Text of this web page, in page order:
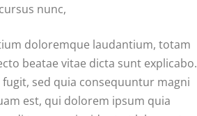
nunc,
doloremque laudantium, totam
beatae vitae dicta sunt explicabo.
sed quia consequuntur magni
est, qui dolorem ipsum quia